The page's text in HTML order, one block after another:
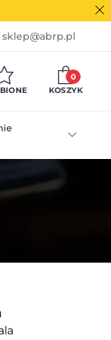
sklep@abrp.pl
KOSZYK
0